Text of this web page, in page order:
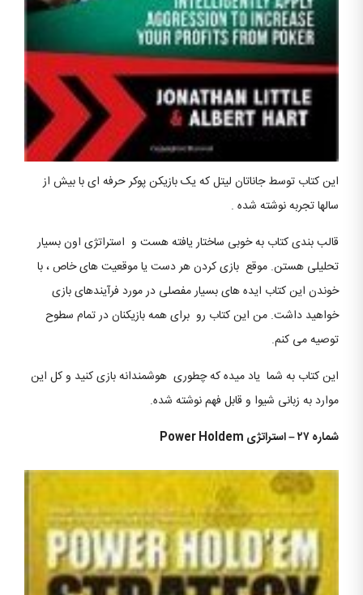
این کتاب توسط جاناتان لیتل که یک بازیکن پوکر حرفه ای با بیش از
سالها تجربه نوشته شده .
قالب بندی کتاب به خوبی ساختار یافته هست و استراتژی اون بسیار
تحلیلی هستن. موقع بازی کردن هر دست یا موقعیت های خاص ، با
خوندن این کتاب ایده های بسیار مفصلی در مورد فرآیندهای بازی
خواهید داشت. من این کتاب رو برای همه بازیکنان در تمام سطوح
توصیه می کنم.
این کتاب به شما یاد میده که چطوری هوشمندانه بازی کنید و کل این
موارد به زبانی شیوا و قابل فهم نوشته شده.
شماره ۲۷ – استراتژی
Power Holdem